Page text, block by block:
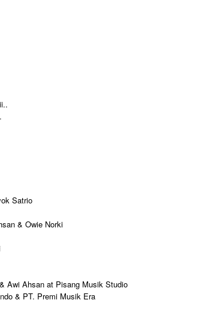
Satrio
& Owie Norki
Awi Ahsan at Pisang Musik Studio
& PT. Premi Musik Era